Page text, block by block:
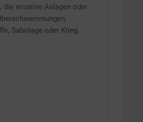
die einzelne Anlagen oder
Sabotage oder Krieg.